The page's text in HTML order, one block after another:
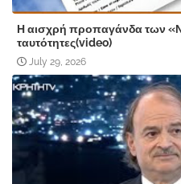
Η αισχρή προπαγάνδα των
ταυτότητες(video)
July 29, 2026